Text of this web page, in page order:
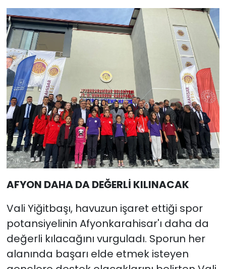
AFYON DAHA DA DEĞERLİ KILINACAK
Vali Yiğitbaşı, havuzun işaret ettiği spor
potansiyelinin Afyonkarahisar'ı daha da
değerli kılacağını vurguladı. Sporun her
alanında başarı elde etmek isteyen